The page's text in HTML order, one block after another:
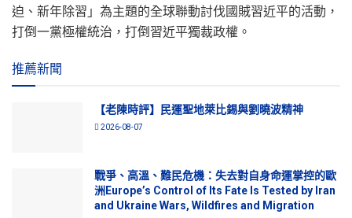
迫、新年除習」為主題的全球聯動討伐國賊習近平的活動，
打倒一黨極權統治，打倒習近平獨裁政權。
推薦新聞
【老陳時評】民運聖地萊比錫與劉曉波精神
2026-08-07
戰爭、高溫、難民危機：失去對自身命運掌控的歐
洲Europe’s Control of Its Fate Is Tested by Iran
and Ukraine Wars, Wildfires and Migration